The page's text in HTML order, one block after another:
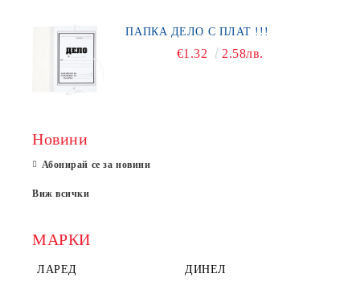
ПАПКА ДЕЛО С ПЛАТ !!!
€1.32 2.58лв.
Новини
Абонирай се за новини
Виж всички
МАРКИ
ЛАРЕД ДИНЕЛ